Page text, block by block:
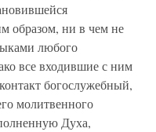
образом, ни в чем не
любого
все входившие с ним
богослужебный,
молитвенного
Духа,